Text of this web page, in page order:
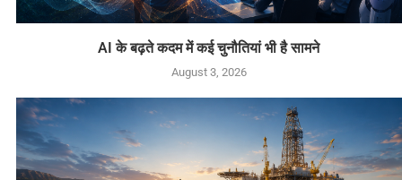
AI के बढ़ते कदम में कई चुनौतियां भी है सामने
August 3, 2026